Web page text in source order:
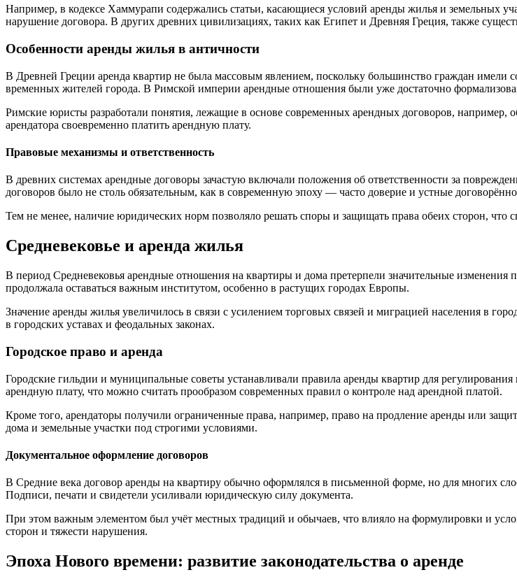
Например, в кодексе Хаммурапи содержались статьи, касающиеся условий аренды жилья и земельных
нарушение договора. В других древних цивилизациях, таких как Египет и Древняя Греция, также
Особенности аренды жилья в античности
В Древней Греции аренда квартир не была массовым явлением, поскольку большинство граждан имели
временных жителей города. В Римской империи арендные отношения были уже достаточно
Римские юристы разработали понятия, лежащие в основе современных арендных договоров, например,
арендатора своевременно платить арендную плату.
Правовые механизмы и ответственность
В древних системах арендные договоры зачастую включали положения об ответственности за
договоров было не столь обязательным, как в современную эпоху — часто доверие и устные
Тем не менее, наличие юридических норм позволяло решать споры и защищать права обеих сторон,
Средневековье и аренда жилья
В период Средневековья арендные отношения на квартиры и дома претерпели значительные изменения
продолжала оставаться важным институтом, особенно в растущих городах Европы.
Значение аренды жилья увеличилось в связи с усилением торговых связей и миграцией населения в
в городских уставах и феодальных законах.
Городское право и аренда
Городские гильдии и муниципальные советы устанавливали правила аренды квартир для
арендную плату, что можно считать прообразом современных правил о контроле над арендной платой.
Кроме того, арендаторы получили ограниченные права, например, право на продление аренды или
дома и земельные участки под строгими условиями.
Документальное оформление договоров
В Средние века договор аренды на квартиру обычно оформлялся в письменной форме, но для многих
Подписи, печати и свидетели усиливали юридическую силу документа.
При этом важным элементом был учёт местных традиций и обычаев, что влияло на формулировки и
сторон и тяжести нарушения.
Эпоха Нового времени: развитие законодательства о аренде